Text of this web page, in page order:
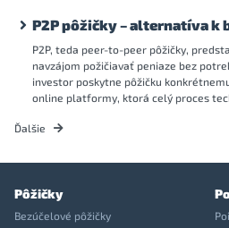
P2P pôžičky – alternatíva k
P2P, teda peer-to-peer pôžičky,
navzájom požičiavať peniaze bez
investor poskytne pôžičku
online platformy, ktorá celý proces
Ďalšie
Pôžičky
Bezúčelové pôžičky